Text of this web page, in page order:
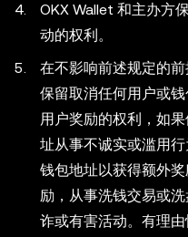
OKX Wallet 和主办方
动的权利。
在不影响前述规定的
保留取消任何用户或
用户奖励的权利，如
址从事不诚实或滥用
钱包地址以获得额外
励，从事洗钱交易或
诈或有害活动。有理